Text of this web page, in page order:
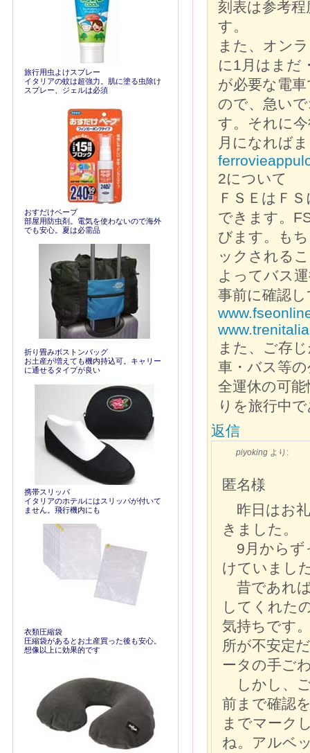
刻表は参考
す。
また、オン
に1月はまだ
が必要な電
ので、急い
す。それに
月になれば
2について
ＦＳＥはＦ
できます。
びます。も
ックされる
よってバス
事前に確認
また、ご存
車・バス等
全運休の可
りを旅行中
返信
piyoking より:
匿名様
昨日はお
きました。
9月からず
けていまし
昔であれ
してくれた
気持ちです
所が不安定
ータの手ご
しかし、
前まで確認
までマーク
ね。アルベ
旅行用虫よけスプレー
イタリアの蚊は超強力。肌に塗る虫除け
スプレー、ジェルは必須
おすだけベープ
部屋用防虫剤。電気を使わないので海外
でも安心。夏は必需品
折り畳みボストンバッグ
お土産が増えても機内持込可。キャリー
に通せるタイプが良い
携帯スリッパ
イタリアのホテルにはスリッパが付いて
ません。飛行機内にも
衣類圧縮袋
圧縮袋があるとお土産買った後も安心。
想像以上に効果的です